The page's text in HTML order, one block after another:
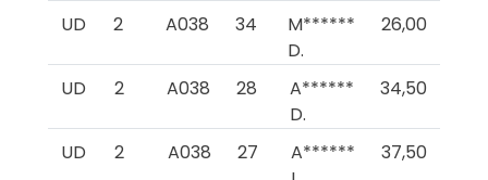
UD 2 A038 34
M******
D.
26,00
UD 2 A038 28
A******
D.
34,50
UD 2 A038 27
A******
37,50